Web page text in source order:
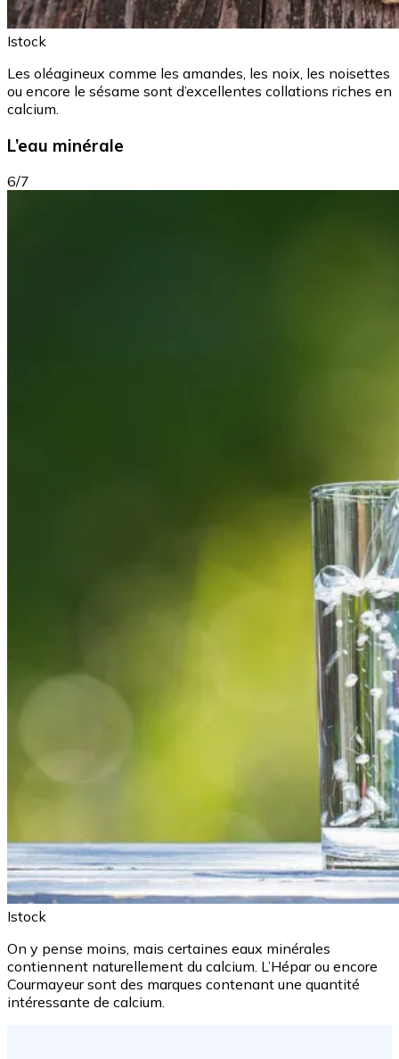
Istock
Les oléagineux comme les amandes, les noix, les noisettes
ou encore le sésame sont d’excellentes collations riches en
calcium.
L’eau minérale
6/7
Istock
On y pense moins, mais certaines eaux minérales
contiennent naturellement du calcium. L’Hépar ou encore
Courmayeur sont des marques contenant une quantité
intéressante de calcium.